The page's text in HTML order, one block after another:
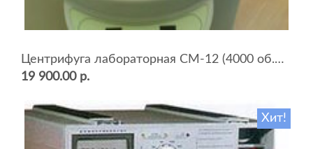
Центрифуга лабораторная СМ-12 (4000 об.мин, 12 пробирок)
19 900.00 р.
Хит!